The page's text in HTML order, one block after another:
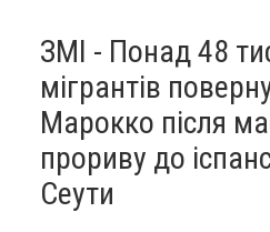
ЗМІ - Понад 48
мігрантів
Марокко після
прориву до
Сеути